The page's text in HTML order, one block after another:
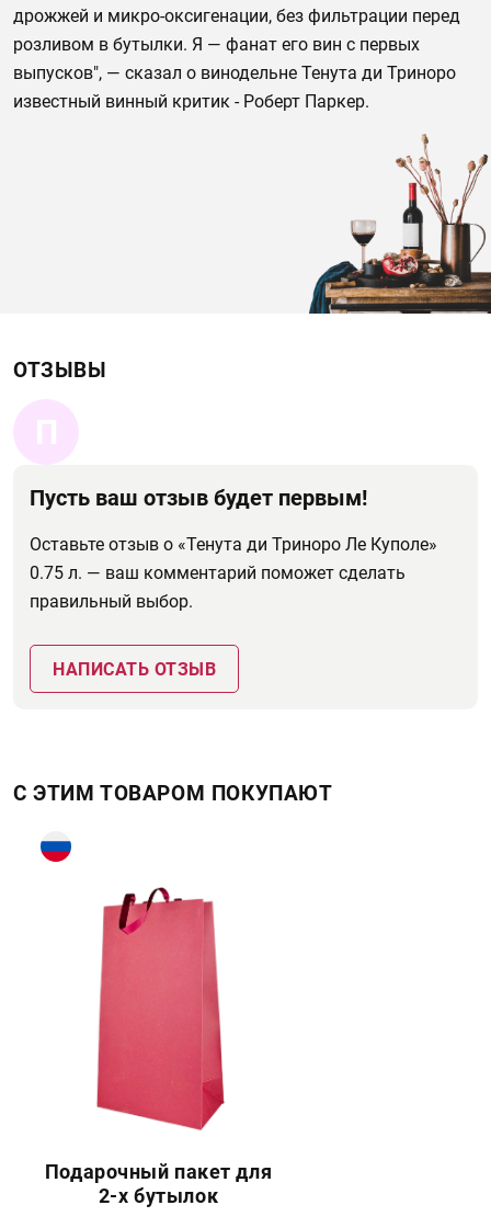
дрожжей и микро-оксигенации, без фильтрации перед
розливом в бутылки. Я — фанат его вин с первых
выпусков", — сказал о винодельне Тенута ди Триноро
известный винный критик - Роберт Паркер.
ОТЗЫВЫ
П
Пусть ваш отзыв будет первым!
Оставьте отзыв о «Тенута ди Триноро Ле Куполе»
0.75 л. — ваш комментарий поможет сделать
правильный выбор.
НАПИСАТЬ ОТЗЫВ
С ЭТИМ ТОВАРОМ ПОКУПАЮТ
Подарочный пакет для
2-х бутылок